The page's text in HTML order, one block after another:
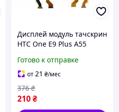
Дисплей модуль тачскрин
HTC One E9 Plus A55
Готово к отправке
от21 ₴/мес
210₴
376 ₴